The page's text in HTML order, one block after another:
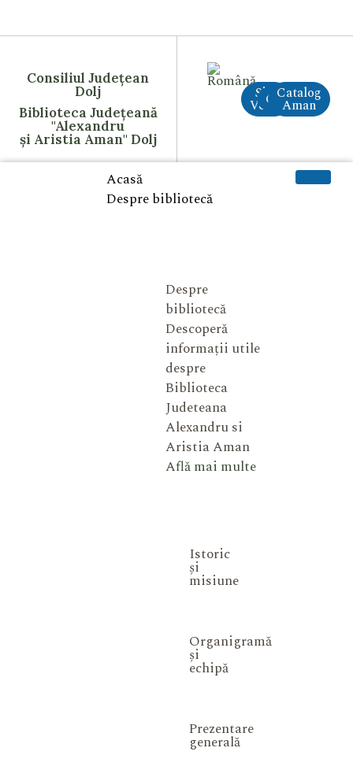
Consiliul Județean
Dolj
Biblioteca Județeană
"Alexandru
și Aristia Aman" Dolj
Site
VechiCreAI
Catalog
Aman
Acasă
Despre bibliotecă
Despre
bibliotecă
Descoperă
informații utile
despre
Biblioteca
Judeteana
Alexandru si
Aristia Aman
Află mai multe
Istoric
și
misiune
Organigramă
și
echipă
Prezentare
generală